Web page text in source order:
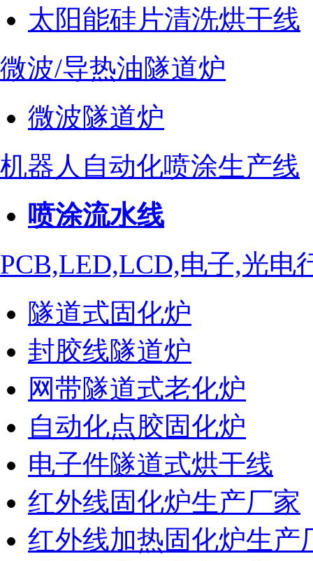
太阳能硅片清洗烘干线
微波/导热油隧道炉
微波隧道炉
机器人自动化喷涂生产线
喷涂流水线
PCB,LED,LCD,电子,光电
隧道式固化炉
封胶线隧道炉
网带隧道式老化炉
自动化点胶固化炉
电子件隧道式烘干线
红外线固化炉生产厂家
红外线加热固化炉生产